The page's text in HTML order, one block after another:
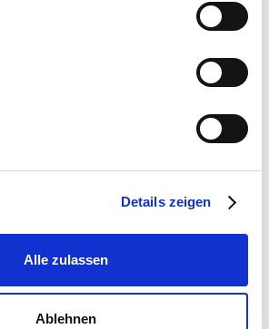
Details zeigen
Alle zulassen
Ablehnen
inkl. Chargenartikel,
Datenblätter,
etc.